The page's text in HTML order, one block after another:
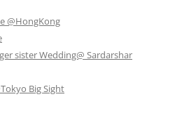
@HongKong
sister Wedding@ Sardarshar
Big Sight